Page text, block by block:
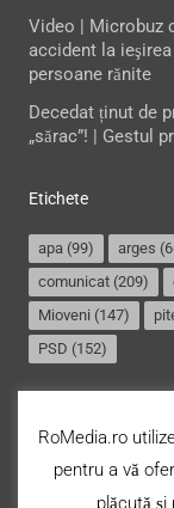
Video | Microbuz
accident la
persoane rănite
Decedat ținut de
„sărac”! | Gestul
Etichete
apa (99) arges
comunicat (209)
Mioveni (147)
PSD (152)
Website-ul şi
drepturilor de
RoMedia.ro
pentru a vă
plăcută și